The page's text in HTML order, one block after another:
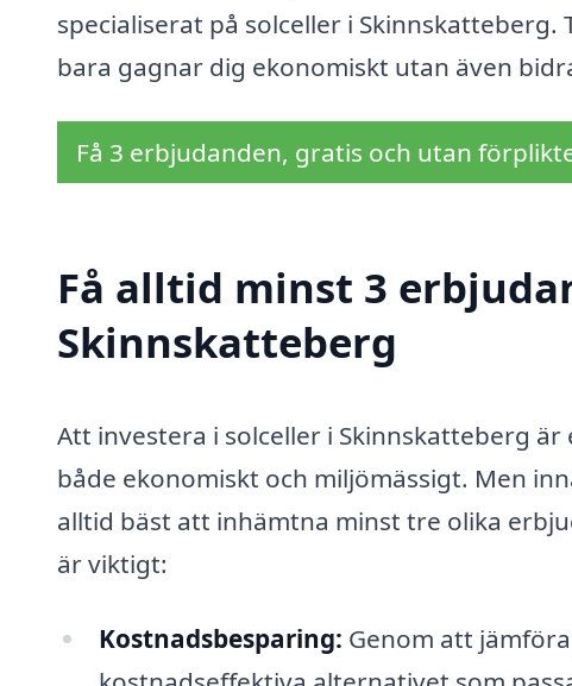
specialiserat på solceller i
bara gagnar dig ekonomiskt utan även
Få 3 erbjudanden, gratis och utan
Få alltid minst 3
Skinnskatteberg
Att investera i solceller i Skinnskatteberg
både ekonomiskt och miljömässigt. Men
alltid bäst att inhämtna minst tre olika
är viktigt:
Kostnadsbesparing: Genom att